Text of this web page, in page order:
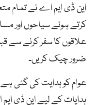
این ڈی ایم اے نے تمام
کرتے ہوئے سیاحوں اور
علاقوں کا سفر کرنے سے
ضرور چیک کریں۔
عوام کو ہدایت کی گئی
ہدایات کے لیے این ڈی